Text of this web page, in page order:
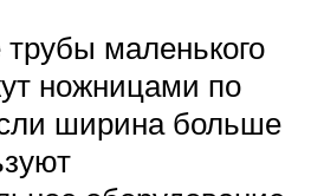
маленького
ножницами по
ширина больше